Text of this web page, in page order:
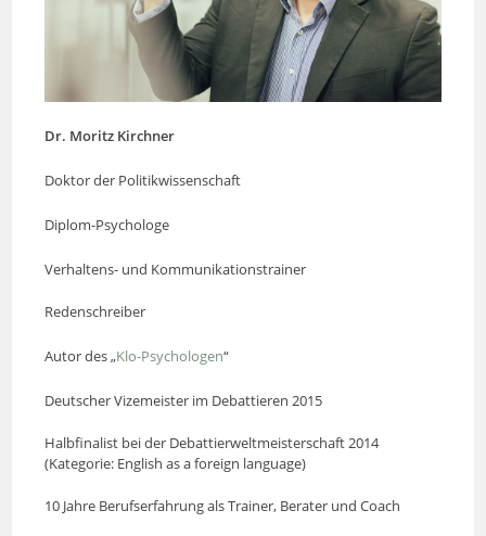
Dr. Moritz Kirchner
Doktor der Politikwissenschaft
Diplom-Psychologe
Verhaltens- und Kommunikationstrainer
Redenschreiber
Autor des „Klo-Psychologen“
Deutscher Vizemeister im Debattieren 2015
Halbfinalist bei der Debattierweltmeisterschaft 2014
(Kategorie: English as a foreign language)
10 Jahre Berufserfahrung als Trainer, Berater und Coach